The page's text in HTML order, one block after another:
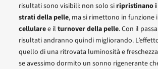
risultati sono visibili: non solo si ripristinano
strati della pelle, ma si rimettono in funzione
cellularee il turnover della pelle. Con il
risultati andranno quindi migliorando.
quello di una ritrovata luminosità e
se avessimo dormito un sonno rigenerante